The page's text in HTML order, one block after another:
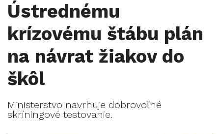
Ústrednému
krízovému štábu plán
na návrat žiakov do
škôl
Ministerstvo navrhuje dobrovoľné
skríningové testovanie.